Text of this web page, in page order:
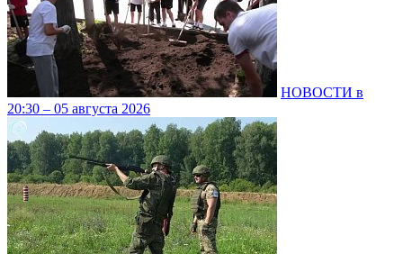
НОВОСТИ в
20:30 – 05 августа 2026